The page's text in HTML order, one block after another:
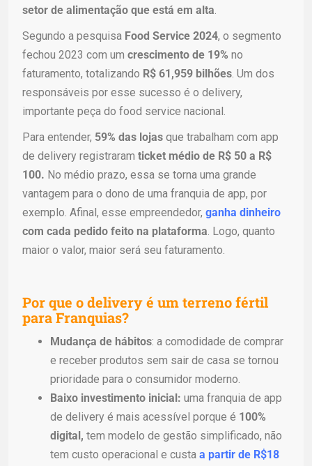
setor de alimentação que está em alta.
Segundo a pesquisa Food Service 2024, o segmento
fechou 2023 com um crescimento de 19% no
faturamento, totalizando R$ 61,959 bilhões. Um dos
responsáveis por esse sucesso é o delivery,
importante peça do food service nacional.
Para entender, 59% das lojas que trabalham com app
de delivery registraram ticket médio de R$ 50 a R$
100. No médio prazo, essa se torna uma grande
vantagem para o dono de uma franquia de app, por
exemplo. Afinal, esse empreendedor, ganha dinheiro
com cada pedido feito na plataforma. Logo, quanto
maior o valor, maior será seu faturamento.
Por que o delivery é um terreno fértil
para Franquias?
Mudança de hábitos: a comodidade de comprar
e receber produtos sem sair de casa se tornou
prioridade para o consumidor moderno.
Baixo investimento inicial: uma franquia de app
de delivery é mais acessível porque é 100%
digital, tem modelo de gestão simplificado, não
tem custo operacional e custa a partir de R$18